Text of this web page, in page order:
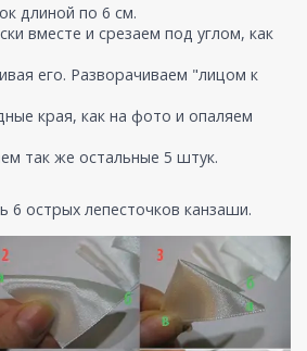
длиной по 6 см.
вместе и срезаем под углом, как
его. Разворачиваем "лицом к
края, как на фото и опаляем
так же остальные 5 штук.
6 острых лепесточков канзаши.